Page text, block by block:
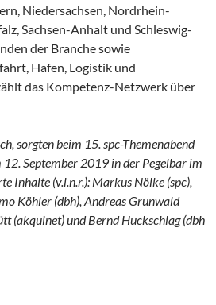
Niedersachsen, Nordrhein-
Sachsen-Anhalt und Schleswig-
der Branche sowie
Hafen, Logistik und
das Kompetenz-Netzwerk über
sorgten beim 15. spc-Themenabend
12. September 2019 in der Pegelbar im
Inhalte (v.l.n.r.): Markus Nölke (spc),
Köhler (dbh), Andreas Grunwald
(akquinet) und Bernd Huckschlag (dbh